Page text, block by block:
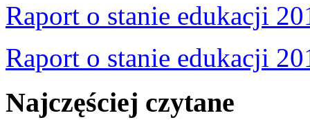
Raport o stanie edukacji
Raport o stanie edukacji
Najczęściej czytane